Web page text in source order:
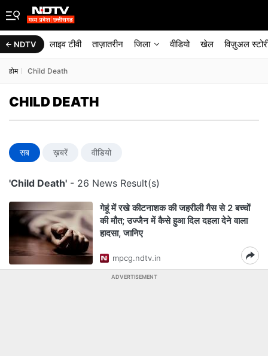
NDTV लाइव टीवी ताज़ातरीन जिला वीडियो खेल विज़ुअल
होम Child Death
CHILD DEATH
सब ख़बरें वीडियो
'Child Death' - 26 News Result(s)
गेहूं में रखे कीटनाशक की जहरीली गैस से 2 बच्चों
की मौत; उज्जैन में कैसे हुआ दिल दहला देने वाला
हादसा, जानिए
mpcg.ndtv.in
ADVERTISEMENT